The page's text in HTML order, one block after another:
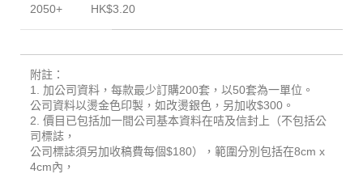
2050+ HK$3.20
附註：
1. 加公司資料，每款最少訂購200套，以50套為一單位。
公司資料以燙金色印製，如改燙銀色，另加收$300。
2. 價目已包括加一間公司基本資料在咭及信封上（不包括公
司標誌，
公司標誌須另加收稿費每個$180），範圍分別包括在8cm x
4cm內，